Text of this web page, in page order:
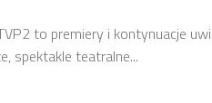
to premiery i kontynuacje
spektakle teatralne...